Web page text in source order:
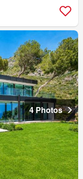
4 Photos